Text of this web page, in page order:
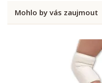
Mohlo by vás zaujmout